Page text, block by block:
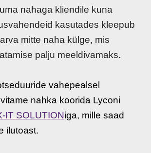
nahaga kliendile kuna
kasutades kleepub
mitte naha külge, mis
palju meeldivamaks.
vahepealsel
nahka koorida Lyconi
IT SOLUTIONiga, mille saad
ilutoast.